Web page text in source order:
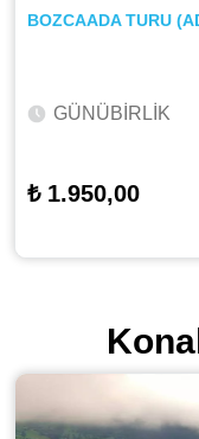
BOZCAADA TURU
GÜNÜBİRLİK
₺ 1.950,00